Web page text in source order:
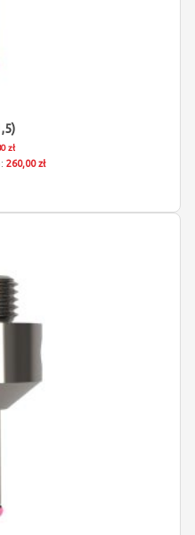
zł
260,00 zł